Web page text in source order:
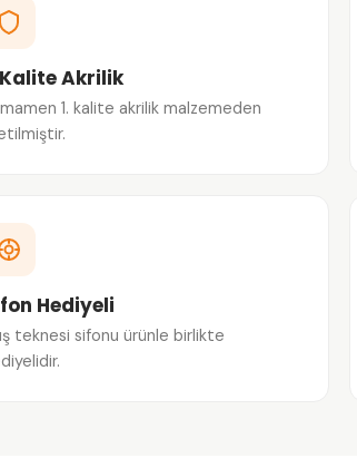
Kalite Akrilik
1. kalite akrilik malzemeden
Hediyeli
teknesi sifonu ürünle birlikte